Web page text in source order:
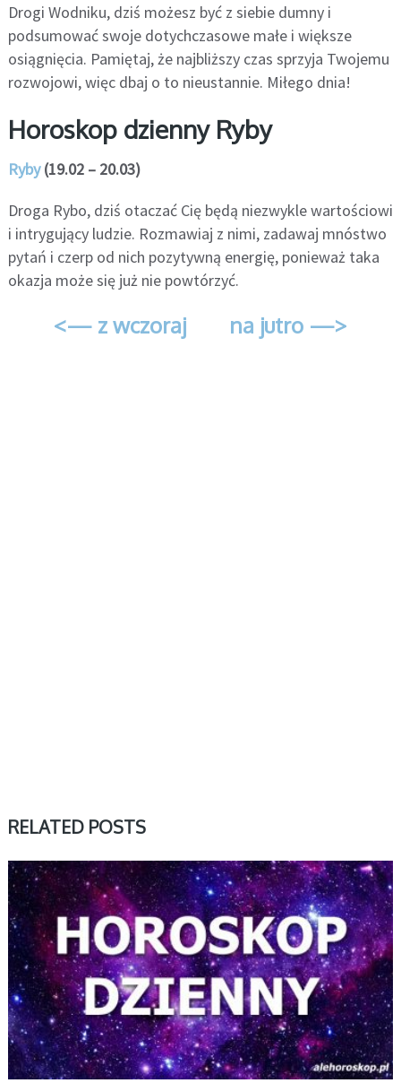
Drogi Wodniku, dziś możesz być z siebie dumny i
podsumować swoje dotychczasowe małe i większe
osiągnięcia. Pamiętaj, że najbliższy czas sprzyja Twojemu
rozwojowi, więc dbaj o to nieustannie. Miłego dnia!
Horoskop dzienny Ryby
Ryby(19.02 – 20.03)
Droga Rybo, dziś otaczać Cię będą niezwykle wartościowi
i intrygujący ludzie. Rozmawiaj z nimi, zadawaj mnóstwo
pytań i czerp od nich pozytywną energię, ponieważ taka
okazja może się już nie powtórzyć.
<— z wczoraj na jutro —>
RELATED POSTS
DZIENNY